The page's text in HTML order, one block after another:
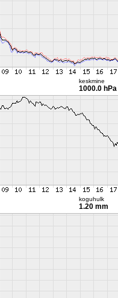
keskmine
1000.0 hPa
koguhulk
1.20 mm